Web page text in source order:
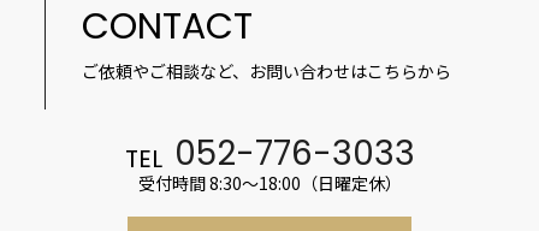
CONTACT
ご依頼やご相談など、お問い合わせはこちらから
TEL 052-776-3033
受付時間 8:30～18:00（日曜定休）